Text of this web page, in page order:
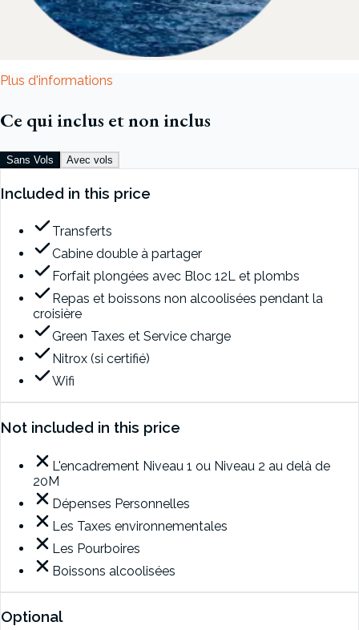
Plus d'informations
Ce qui inclus et non inclus
Sans Vols Avec vols
Included in this price
Transferts
Cabine double à partager
Forfait plongées avec Bloc 12L et plombs
Repas et boissons non alcoolisées pendant la
croisière
Green Taxes et Service charge
Nitrox (si certifié)
Wifi
Not included in this price
L'encadrement Niveau 1 ou Niveau 2 au delà de
20M
Dépenses Personnelles
Les Taxes environnementales
Les Pourboires
Boissons alcoolisées
Optional